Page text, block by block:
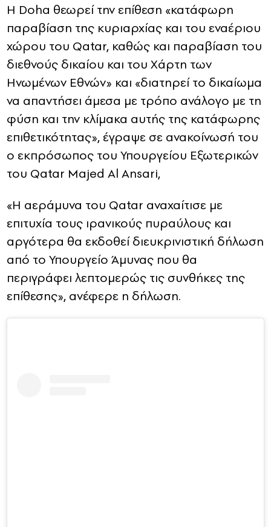
Η Doha θεωρεί την επίθεση «κατάφωρη
παραβίαση της κυριαρχίας και του εναέριου
χώρου του Qatar, καθώς και παραβίαση του
διεθνούς δικαίου και του Χάρτη των
Ηνωμένων Εθνών» και «διατηρεί το δικαίωμα
να απαντήσει άμεσα με τρόπο ανάλογο με τη
φύση και την κλίμακα αυτής της κατάφωρης
επιθετικότητας», έγραψε σε ανακοίνωσή του
ο εκπρόσωπος του Υπουργείου Εξωτερικών
του Qatar Majed Al Ansari,
«Η αεράμυνα του Qatar αναχαίτισε με
επιτυχία τους ιρανικούς πυραύλους και
αργότερα θα εκδοθεί διευκρινιστική δήλωση
από το Υπουργείο Άμυνας που θα
περιγράφει λεπτομερώς τις συνθήκες της
επίθεσης», ανέφερε η δήλωση.